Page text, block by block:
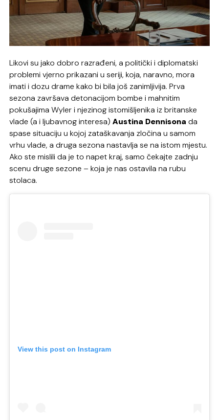
Likovi su jako dobro razrađeni, a politički i diplomatski
problemi vjerno prikazani u seriji, koja, naravno, mora
imati i dozu drame kako bi bila još zanimljivija. Prva
sezona završava detonacijom bombe i mahnitim
pokušajima Wyler i njezinog istomišljenika iz britanske
vlade (a i ljubavnog interesa)Austina Dennisona da
spase situaciju u kojoj zataškavanja zločina u samom
vrhu vlade, a druga sezona nastavlja se na istom mjestu.
Ako ste mislili da je to napet kraj, samo čekajte zadnju
scenu druge sezone – koja je nas ostavila na rubu
stolaca.
View this post on Instagram